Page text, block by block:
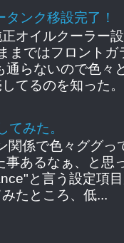
タンク移設完了！
オイルクーラー
まではフロント
通らないので色々
てるのを知った
てみた。
関係で色々ググ
事あるなぁ、と
と言う設定項
たところ、低...